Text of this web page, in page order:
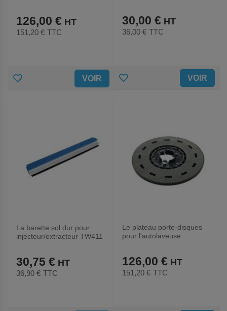
126,00 €
151,20 € TTC
AJOUTER VOIR
30,00 €
36,00 € TTC
AJOUTER VOIR
La barette sol dur pour
injecteur/extracteur TW411
30,75 €
36,90 € TTC
Le plateau porte-disques
pour l'autolaveuse
126,00 €
151,20 € TTC